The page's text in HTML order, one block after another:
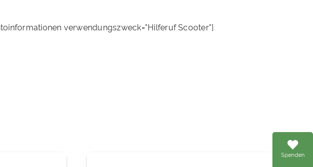
Spenden
verwendungszweck="Hilferuf Scooter"]